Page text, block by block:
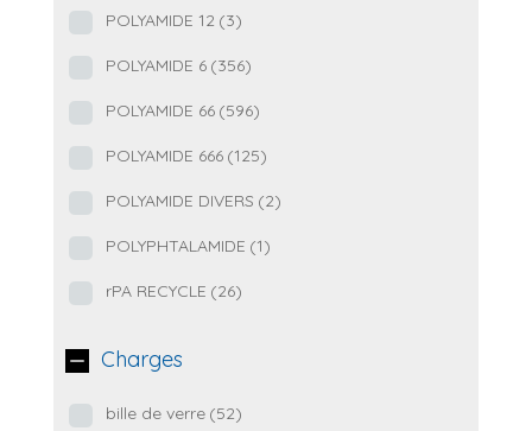
POLYAMIDE 12 (3)
POLYAMIDE 6 (356)
POLYAMIDE 66 (596)
POLYAMIDE 666 (125)
POLYAMIDE DIVERS (2)
POLYPHTALAMIDE (1)
rPA RECYCLE (26)
Charges
bille de verre (52)